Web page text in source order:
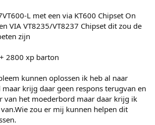
L met een via KT600 Chipset On
VIA VT8235/VT8237 Chipset dit zou de
zijn
2800 xp barton
kunnen oplossen ik heb al naar
krijg daar geen respons terugvan en
van het moederbord maar daar krijg ik
zou er mij kunnen helpen dit